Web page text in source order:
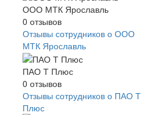
ООО МТК Ярославль
0 отзывов
Отзывы сотрудников о ООО
МТК Ярославль
ПАО Т Плюс
0 отзывов
Отзывы сотрудников о ПАО Т
Плюс